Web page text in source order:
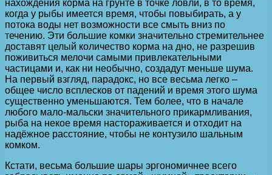
нахождения корма на грунте в точке ловли, в то время,
когда у рыбы имеется время, чтобы повыбирать, а у
потока воды нет возможности все смыть вниз по
течению. Эти большие комки значительно стремительнее
доставят целый количество корма на дно, не разрешив
поживиться мелочи самыми привлекательными
частицами и, как ни необычно, создадут меньше шума.
На первый взгляд, парадокс, но все весьма легко –
общее число всплесков от падений и время этого шума
существенно уменьшаются. Тем более, что в начале
любого мало-мальски значительного прикармливания,
рыба на некое время настораживается и отходит на
надёжное расстояние, чтобы не контузило шальным
комком.
Кстати, весьма большие шары эргономичнее всего